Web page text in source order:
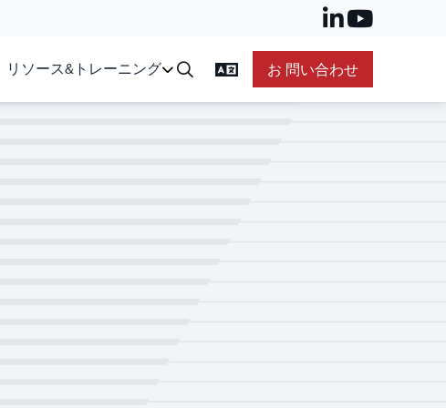
リソース&トレーニング お 問い合わせ